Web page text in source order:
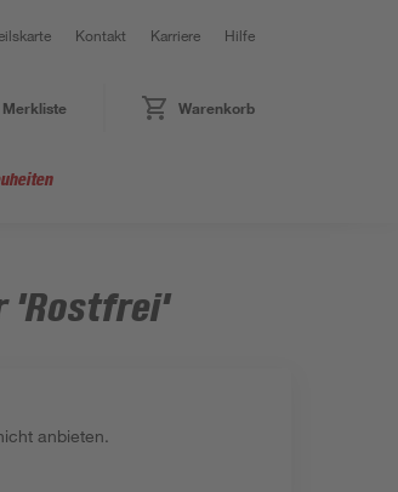
Kontakt Karriere Hilfe
Merkliste Warenkorb
'Rostfrei'
anbieten.